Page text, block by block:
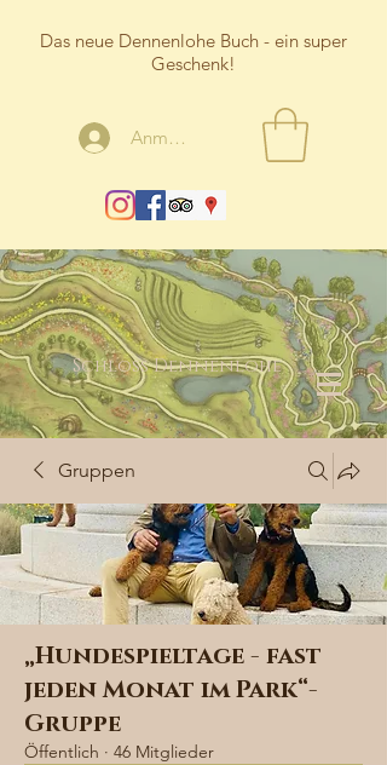
Das neue Dennenlohe Buch - ein super
Geschenk!
Anmelden
Schloss Dennenlohe
Gruppen
„Hundespieltage - fast
jeden Monat im Park“-
Gruppe
Öffentlich · 46 Mitglieder